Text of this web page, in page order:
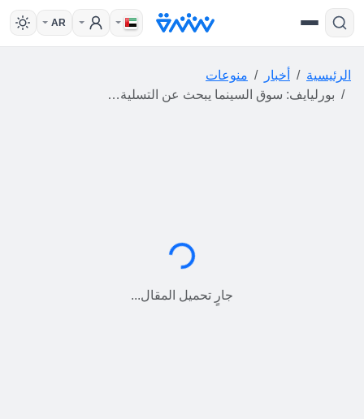
AR
الرئيسية أخبار
منوعات
بورليايف: سوق السينما يبحث عن التسلية لا الأفكار العميقة وعلينا إحياء "غوسكينو" السوفيتية
جارٍ التحميل...
جارٍ تحميل المقال...